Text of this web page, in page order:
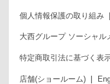
個人情報保護の取り組み
大西グループ ソーシャル
特定商取引法に基づく表
店舗(ショールーム)